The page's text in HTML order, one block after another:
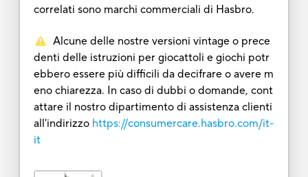
correlati sono marchi commerciali di Hasbro.
Alcune delle nostre versioni vintage o prece
denti delle istruzioni per giocattoli e giochi potr
ebbero essere più difficili da decifrare o avere m
eno chiarezza. In caso di dubbi o domande, cont
attare il nostro dipartimento di assistenza clienti
all'indirizzo https://consumercare.hasbro.com/it-
it